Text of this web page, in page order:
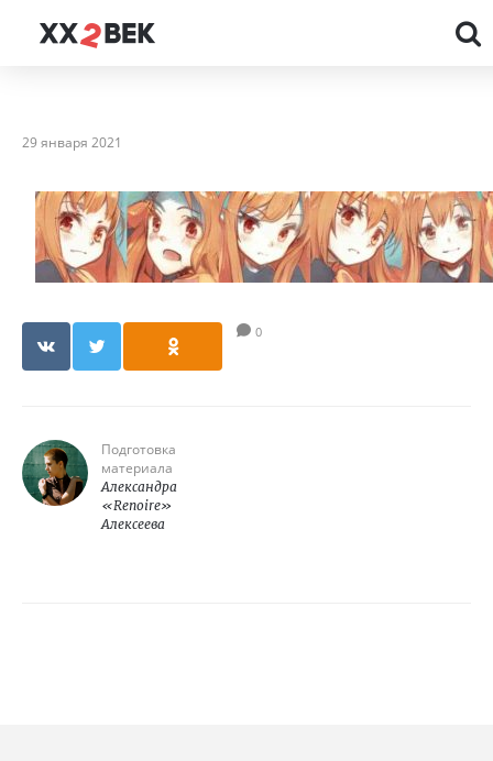
29 января 2021
0
Подготовка
материала
Александра
«Renoire»
Алексеева